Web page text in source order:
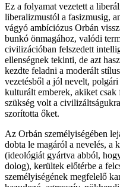
Ez a folyamat vezetett a
liberalizmustól a fasizmusig,
vágyó ambíciózus Orbán
bunkó önmagához, valódi
civilizációban felszedett
ellenségnek tekinti, de azt
kezdte feladni a moderált
vezetésből a jól nevelt,
kulturált emberek, akiket csak
szükség volt a
szorította őket.
Az Orbán személyiségében
dobta le magáról a nevelés, a
(ideológiát gyártva abból,
dolog), kerültek előtérbe a
személyiségének megfelelő